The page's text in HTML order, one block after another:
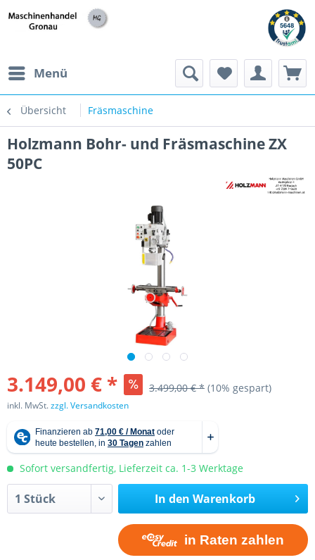
Menü
Übersicht Fräsmaschine
Holzmann Bohr- und Fräsmaschine ZX
50PC
3.149,00 € * 3.499,00 € * (10% gespart)
inkl. MwSt.zzgl. Versandkosten
Sofort versandfertig, Lieferzeit ca. 1-3 Werktage
In den Warenkorb